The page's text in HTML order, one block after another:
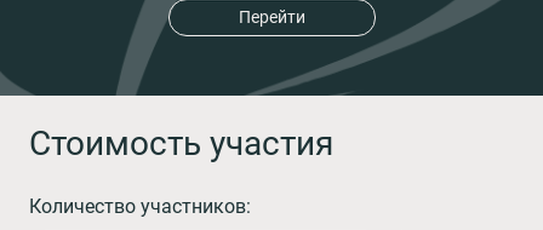
Перейти
Стоимость участия
Количество участников: